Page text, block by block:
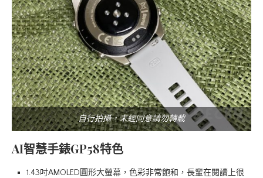
自行拍攝，未經同意請勿轉載
AI智慧手錶GP58特色
1.43吋AMOLED圓形大螢幕，色彩非常飽和，長輩在閱讀上很